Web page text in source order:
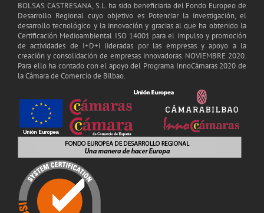
BOLSAS CASTRESANA, S.L. ha sido beneficiaria del Fondo Europeo de
Desarrollo Regional cuyo objetivo es Potenciar la investigación, el
desarrollo tecnológico y la innovación y gracias al que ha obtenido la
Certificación Medioambiental ISO 14001 para el impulso y promoción
de actividades de I+D+i lideradas por las empresas y apoyo a la
creación y consolidación de empresas innovadoras. NOVIEMBRE 2020.
Para ello ha contado con el apoyo del Programa InnoCámaras 2020 de
la Cámara de Comercio de Bilbao.